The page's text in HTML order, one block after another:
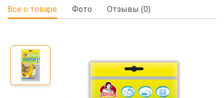
Все о товаре Фото Отзывы (0)